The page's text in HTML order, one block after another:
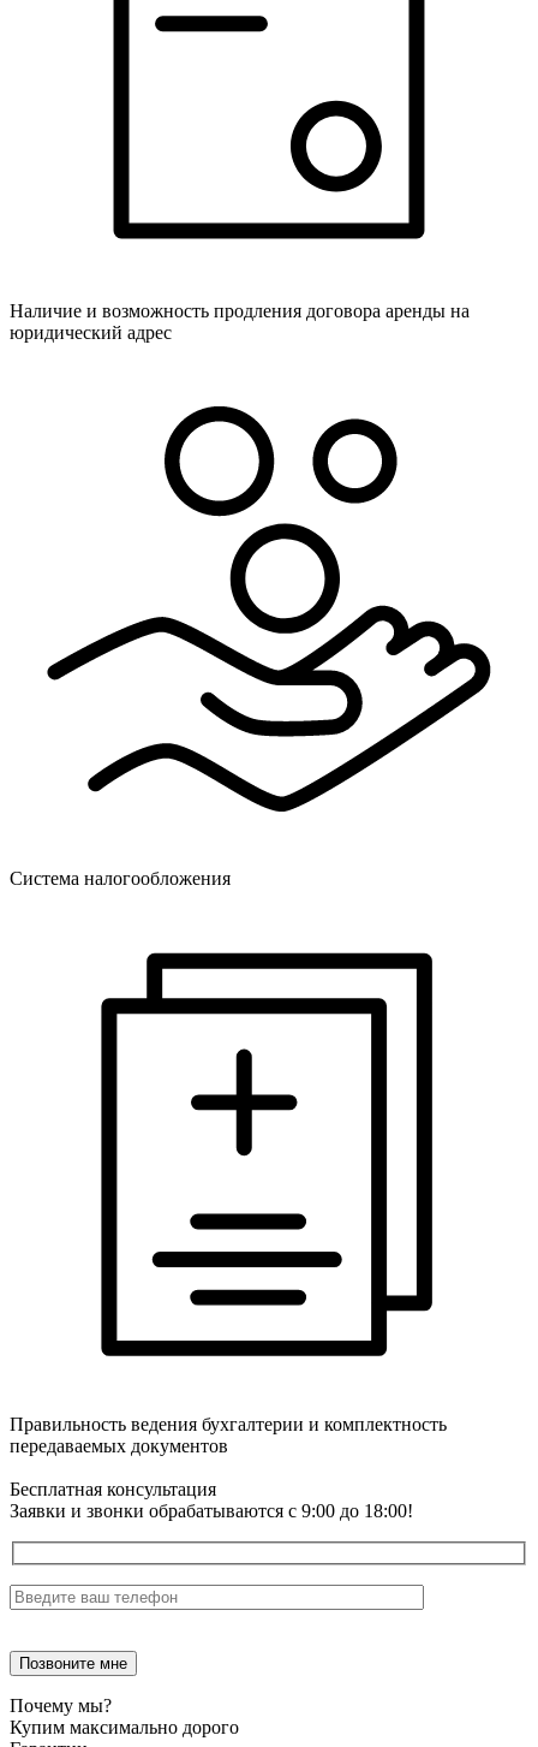
Наличие и возможность продления договора аренды на
юридический адрес
Система налогообложения
Правильность ведения бухгалтерии и комплектность
передаваемых документов
Бесплатная консультация
Заявки и звонки обрабатываются с 9:00 до 18:00!
Почему мы?
Купим максимально дорого